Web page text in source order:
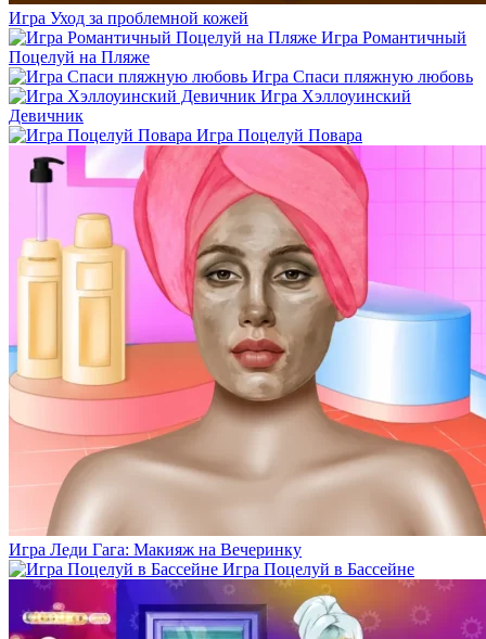
Игра Уход за проблемной кожей
Игра Романтичный
Поцелуй на Пляже
Игра Спаси пляжную любовь
Игра Хэллоуинский
Девичник
Игра Поцелуй Повара
Игра Леди Гага: Макияж на Вечеринку
Игра Поцелуй в Бассейне